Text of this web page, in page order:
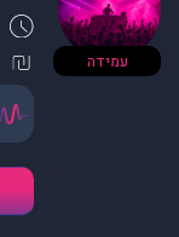
עמידה